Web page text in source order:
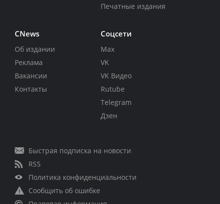
Печатные издания
CNews
Об издании
Реклама
Вакансии
Контакты
Соцсети
Max
VK
VK Видео
Rutube
Telegram
Дзен
Быстрая подписка на новости
RSS
Политика конфиденциальности
Сообщить об ошибке